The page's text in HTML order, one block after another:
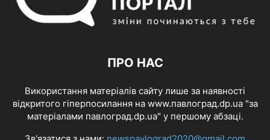
ПРО НАС
Використання матеріалів сайту лише за наявності
відкритого гіперпосилання на www.павлоград.dp.ua "за
матеріалами павлоград.dp.ua" у першому абзаці.